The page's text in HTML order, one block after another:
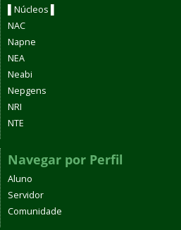
▌Núcleos ▌
NAC
Napne
NEA
Neabi
Nepgens
NRI
NTE
Navegar por Perfil
Aluno
Servidor
Comunidade